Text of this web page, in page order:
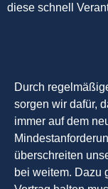
diese schnell
Durch
sorgen wir dafür,
immer auf dem
überschreiten
bei weitem. Dazu